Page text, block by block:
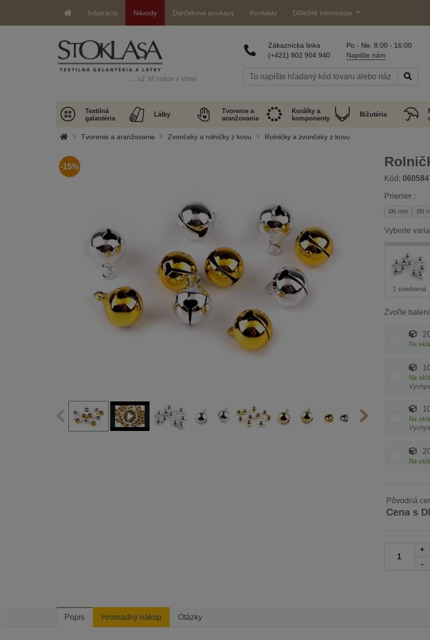
Inšpirácia Návody Darčekové poukazy Kontakty Dôležité informácie
… už 36 rokov s Vami
Zákaznícka linka
(+421) 902 904 940
Po - Ne: 8:00 - 16:00
Napište nám
Textilná
galantéria
Látky
Tvorenie a
aranžovanie
Korálky a
komponenty
Bižutéria
Tvorenie a aranžovanie Zvončeky a rolničky z kovu Rolničky a zvončeky z kovu
Kód: 060584
-15%
Priemer :
Ø6 mm Ø8
Vyberte
1 strieborná
Zvoľte
Na
Na
Na
Na
Pôvodná
Cena s
+
-
Popis Hromadný nákup Otázky